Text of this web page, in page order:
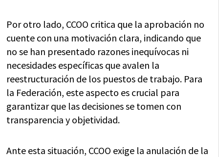
Por otro lado, CCOO critica que la aprobación no
cuente con una motivación clara, indicando que
no se han presentado razones inequívocas ni
necesidades específicas que avalen la
reestructuración de los puestos de trabajo. Para
la Federación, este aspecto es crucial para
garantizar que las decisiones se tomen con
transparencia y objetividad.
Ante esta situación, CCOO exige la anulación de la